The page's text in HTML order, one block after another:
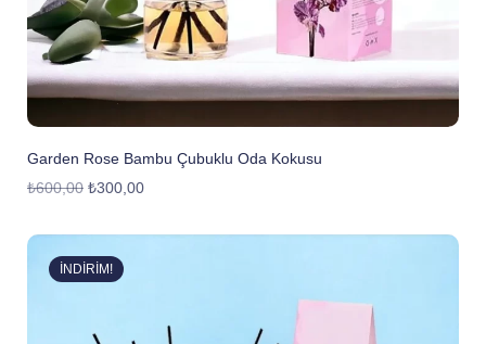
Garden Rose Bambu Çubuklu Oda Kokusu
₺600,00 ₺300,00
İNDIRIM!